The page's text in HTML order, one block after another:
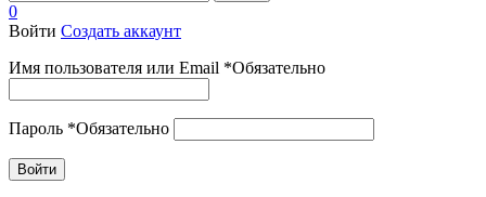
0
Войти Создать аккаунт
Имя пользователя или Email *Обязательно
Пароль *Обязательно
Войти